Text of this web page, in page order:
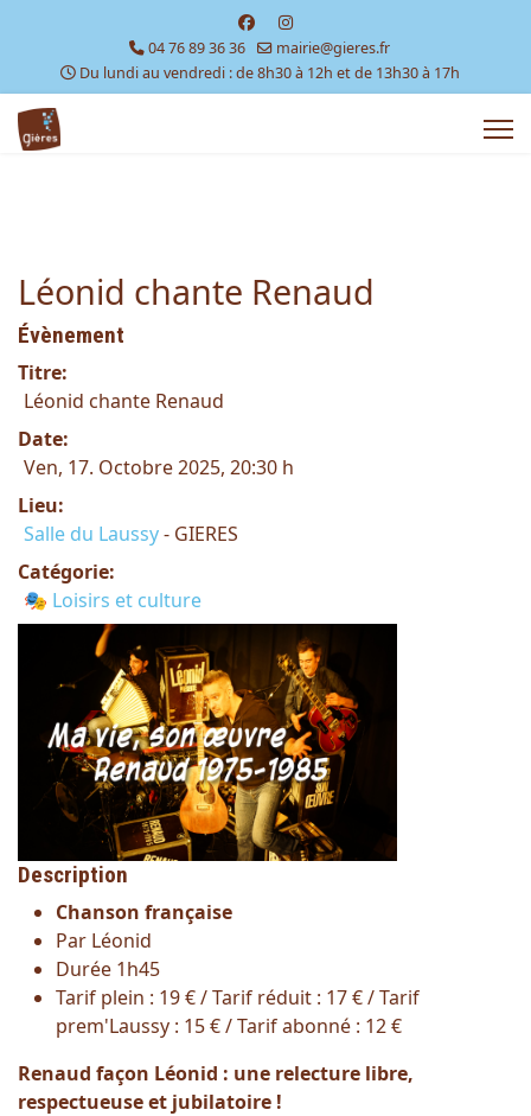
04 76 89 36 36
mairie@gieres.fr
Du lundi au vendredi : de 8h30 à 12h et de 13h30 à 17h
Léonid chante Renaud
Évènement
Titre:
Léonid chante Renaud
Date:
Ven, 17. Octobre 2025, 20:30 h
Lieu:
Salle du Laussy- GIERES
Catégorie:
🎭 Loisirs et culture
Description
Chanson française
Par Léonid
Durée 1h45
Tarif plein : 19 € / Tarif réduit : 17 € / Tarif
prem'Laussy : 15 € / Tarif abonné : 12 €
Renaud façon Léonid : une relecture libre,
respectueuse et jubilatoire !